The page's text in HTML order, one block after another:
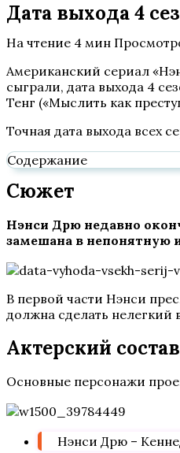
Дата выхода 4
На чтение 4 мин
Американский сериал
сыграли, дата выхода 4
Тенг («Мыслить как
Точная дата выхода всех
Содержание
Сюжет
Нэнси Дрю недавно
замешана в непонятную
В первой части Нэнси
должна сделать
Актерский
Основные персонажи
Нэнси Дрю –